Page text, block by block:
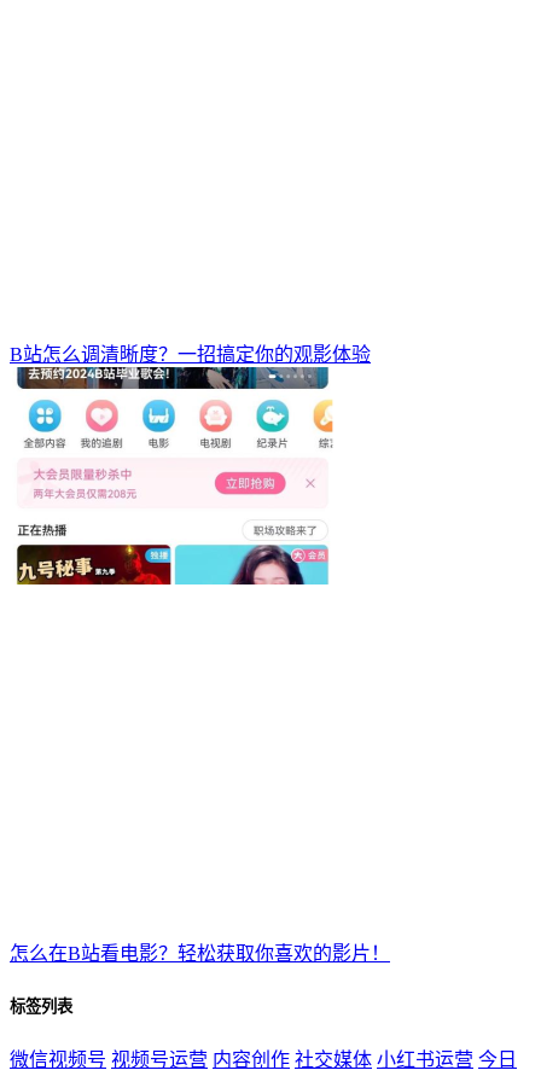
B站怎么调清晰度？一招搞定你的观影体验
怎么在B站看电影？轻松获取你喜欢的影片！
标签列表
微信视频号 视频号运营 内容创作 社交媒体 小红书运营 今日